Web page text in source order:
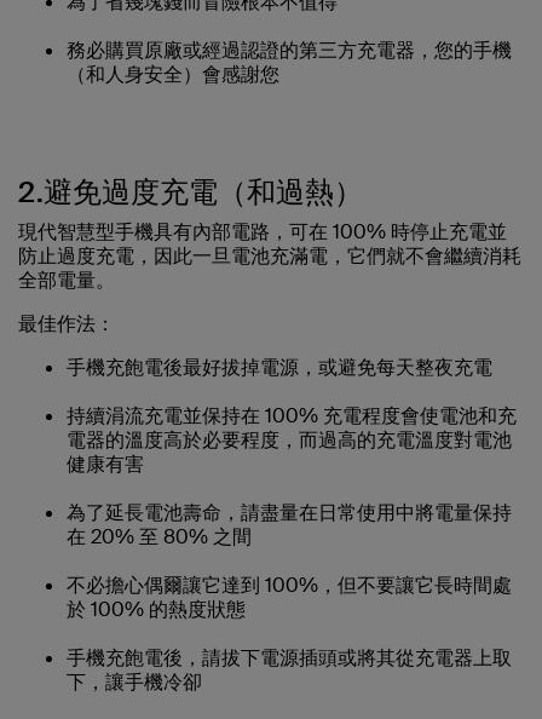
務必購買原廠或經過認證的第三方充電器，您的手機
（和人身安全）會感謝您
2.避免過度充電（和過熱）
現代智慧型手機具有內部電路，可在 100% 時停止充電並
防止過度充電，因此一旦電池充滿電，它們就不會繼續消耗
全部電量。
最佳作法：
手機充飽電後最好拔掉電源，或避免每天整夜充電
持續涓流充電並保持在 100% 充電程度會使電池和充
電器的溫度高於必要程度，而過高的充電溫度對電池
健康有害
為了延長電池壽命，請盡量在日常使用中將電量保持
在 20% 至 80% 之間
不必擔心偶爾讓它達到 100%，但不要讓它長時間處
於 100% 的熱度狀態
手機充飽電後，請拔下電源插頭或將其從充電器上取
下，讓手機冷卻